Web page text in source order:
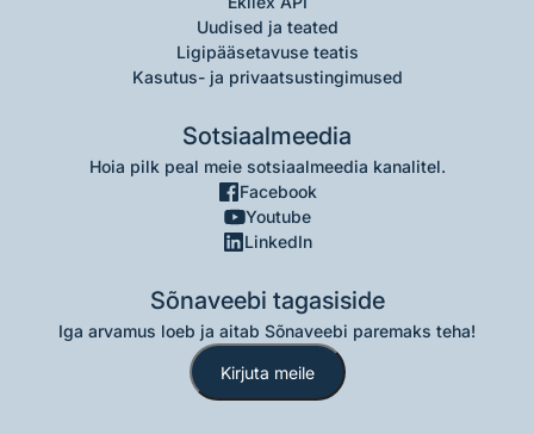
Uudised ja teated
Ligipääsetavuse teatis
Kasutus- ja privaatsustingimused
Sotsiaalmeedia
Hoia pilk peal meie sotsiaalmeedia kanalitel.
Facebook
Youtube
LinkedIn
Sõnaveebi tagasiside
Iga arvamus loeb ja aitab Sõnaveebi paremaks teha!
Kirjuta meile